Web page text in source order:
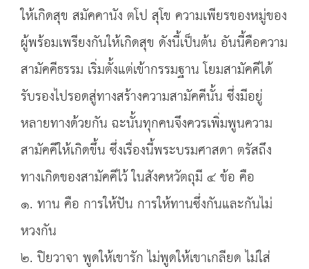
ให้เกิดสุข สมัคคานัง ตโป สุโข ความเพียรของหมู่ของ
ผู้พร้อมเพรียงกันให้เกิดสุข ดังนี้เป็นต้น อันนี้คือความ
สามัคคีธรรม เริ่มตั้งแต่เข้ากรรมฐาน โยมสามัคคีได้
รับรองไปรอดสู่ทางสร้างความสามัคคีนั้น ซึ่งมีอยู่
หลายทางด้วยกัน ฉะนั้นทุกคนจึงควรเพิ่มพูนความ
สามัคคีให้เกิดขึ้น ซึ่งเรื่องนี้พระบรมศาสดา ตรัสถึง
ทางเกิดของสามัคคีไว้ ในสังคหวัตถุมี ๔ ข้อ คือ
๑. ทาน คือ การให้ปัน การให้ทานซึ่งกันและกันไม่
หวงกัน
๒. ปิยวาจา พูดให้เขารัก ไม่พูดให้เขาเกลียด ไม่ใส่